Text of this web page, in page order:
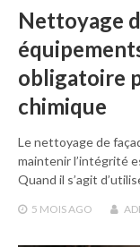
Nettoyage
obligatoire
chimique
Le nettoyage de
maintenir l’intégrité
Quand il s’agit
5 MOIS AGO